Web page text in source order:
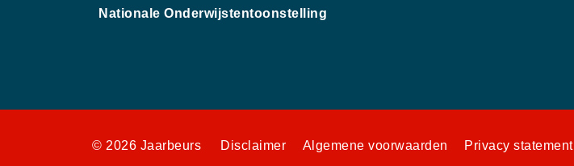
Nationale Onderwijstentoonstelling
© 2026 Jaarbeurs Disclaimer Algemene voorwaarden Privacy statement